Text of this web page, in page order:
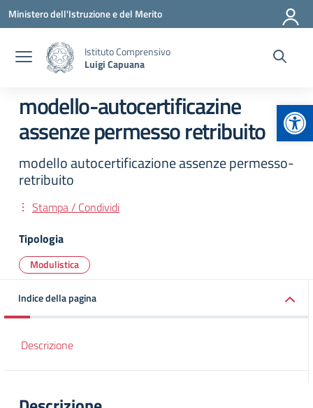
Vai ai contenuti
Vai al menu di navigazione
Vai al footer
Ministero dell'Istruzione e del Merito
Istituto Comprensivo
Luigi Capuana
modello-autocertificazine
assenze permesso retribuito
modello autocertificazione assenze permesso-
retribuito
Stampa / Condividi
Tipologia
Modulistica
Indice della pagina
Descrizione